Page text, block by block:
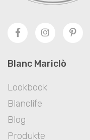
Blanc Mariclò
Lookbook
Blanclife
Blog
Produkte